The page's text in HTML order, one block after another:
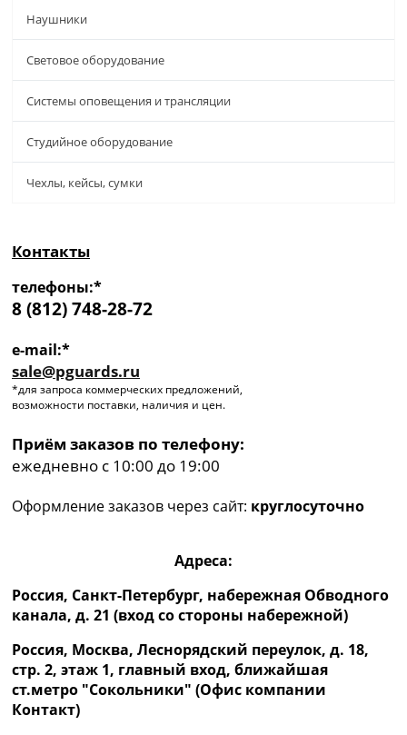
Наушники
Световое оборудование
Системы оповещения и трансляции
Студийное оборудование
Чехлы, кейсы, сумки
Контакты
телефоны:*
8 (812) 748-28-72
e-mail:*
sale@pguards.ru
*для запроса коммерческих предложений,
возможности поставки, наличия и цен.
Приём заказов по телефону:
ежедневно с 10:00 до 19:00
Оформление заказов через сайт: круглосуточно
Адреса:
Россия, Санкт-Петербург, набережная Обводного
канала, д. 21 (вход со стороны набережной)
Россия, Москва, Леснорядский переулок, д. 18,
стр. 2, этаж 1, главный вход, ближайшая
ст.метро "Сокольники" (Офис компании
Контакт)